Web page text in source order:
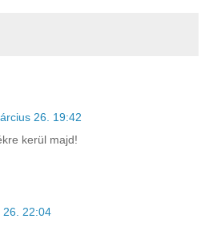
26. 19:42
kerül majd!
26. 22:04